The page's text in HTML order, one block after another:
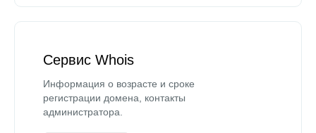
Сервис Whois
Информация о возрасте и сроке
регистрации домена, контакты
администратора.